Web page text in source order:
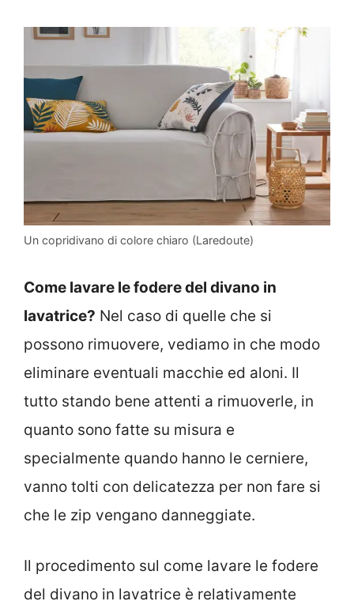
Un copridivano di colore chiaro (Laredoute)
Come lavare le fodere del divano in
lavatrice? Nel caso di quelle che si
possono rimuovere, vediamo in che modo
eliminare eventuali macchie ed aloni. Il
tutto stando bene attenti a rimuoverle, in
quanto sono fatte su misura e
specialmente quando hanno le cerniere,
vanno tolti con delicatezza per non fare si
che le zip vengano danneggiate.
Il procedimento sul come lavare le fodere
del divano in lavatrice è relativamente